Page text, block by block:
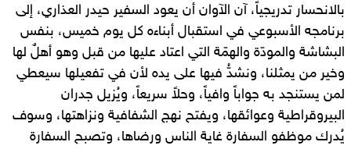
بالانحسار تدريجياً، آن الآوان أن يعود السفير حيدر العذاري، إلى
برنامجه الأسبوعي في استقبال أبناءه كل يوم خميس، بنفس
البشاشة والمودّة والهمّة التي اعتاد عليها من قبل وهو أهلٌ لها
وخير من يمثلنا، ونشدُّ فيها على يده لأن في تفعيلها سيعطي
لمن يستنجد به جواباً وافياً، وحلاً سريعاً، ويُزيل جدران
البيروقراطية وعوائقها، ويفتح نهج الشفافية ونزاهتها، وسوف
يُدرك موظفو السفارة غاية الناس ورضاها، وتصبح السفارة